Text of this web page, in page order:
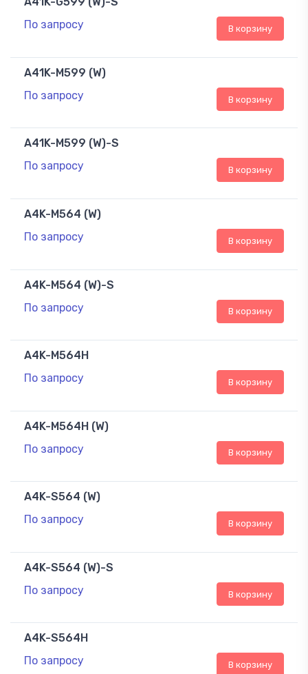
По запросу
В корзину
A41K-M599 (W)
По запросу
В корзину
A41K-M599 (W)-S
По запросу
В корзину
A4K-M564 (W)
По запросу
В корзину
A4K-M564 (W)-S
По запросу
В корзину
A4K-M564H
По запросу
В корзину
A4K-M564H (W)
По запросу
В корзину
A4K-S564 (W)
По запросу
В корзину
A4K-S564 (W)-S
По запросу
В корзину
A4K-S564H
По запросу
В корзину